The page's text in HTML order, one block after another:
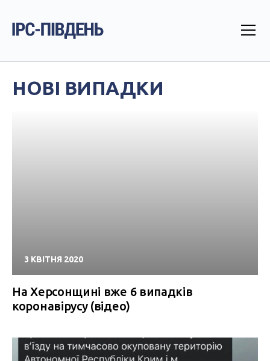
НОВІ ВИПАДКИ
3 КВІТНЯ 2020
На Херсонщині вже 6 випадків
коронавірусу (відео)